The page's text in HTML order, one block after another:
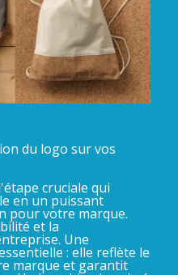
du logo sur vos
cruciale qui
en un puissant
pour votre marque.
et la
Une
: elle reflète le
marque et garantit